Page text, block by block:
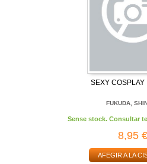
SEXY COSPLAY
FUKUDA,
Sense stock. Consultar
8,95 €
AFEGIR A LA